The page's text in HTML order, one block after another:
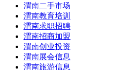
渭南二手市场
渭南教育培训
渭南求职招聘
渭南招商加盟
渭南创业投资
渭南展会信息
渭南旅游信息